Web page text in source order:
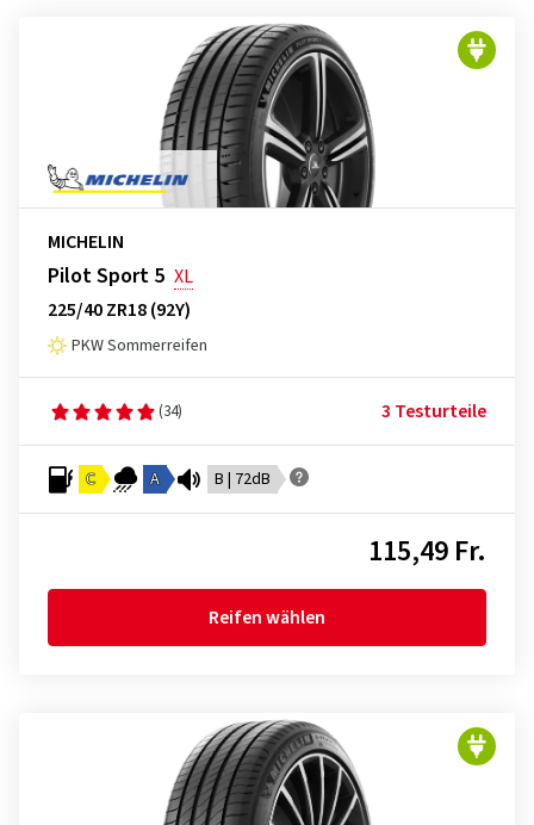
MICHELIN
Pilot Sport 5 XL
225/40 ZR18 (92Y)
PKW Sommerreifen
(34) 3 Testurteile
C A B | 72dB
115,49 Fr.
Reifen wählen